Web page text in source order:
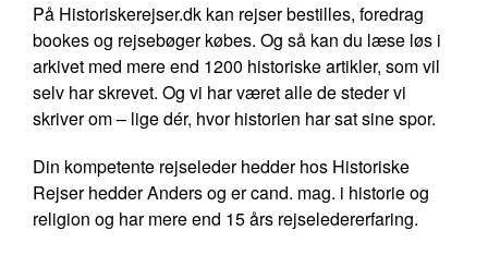
På Historiskerejser.dk kan rejser bestilles, foredrag
bookes og rejsebøger købes. Og så kan du læse løs i
arkivet med mere end 1200 historiske artikler, som vil
selv har skrevet. Og vi har været alle de steder vi
skriver om – lige dér, hvor historien har sat sine spor.
Din kompetente rejseleder hedder hos Historiske
Rejser hedder Anders og er cand. mag. i historie og
religion og har mere end 15 års rejseledererfaring.